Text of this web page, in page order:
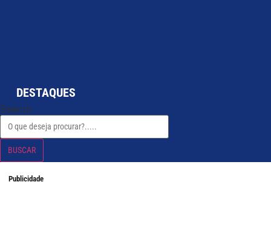
DESTAQUES
Search
BUSCAR
Publicidade